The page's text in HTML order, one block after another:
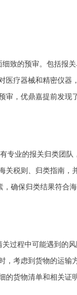
致的预审。包括报
疗器械和精密仪器
，优鼎嘉提前发现
专业的报关归类团
税则、归类指南，
确保归类结果符合
过程中可能遇到的
考虑到货物的运输
货物清单和相关证